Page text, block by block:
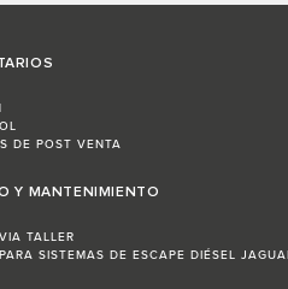
DE POST VENTA
Y MANTENIMIENTO
TALLER
SISTEMAS DE ESCAPE DIÉSEL